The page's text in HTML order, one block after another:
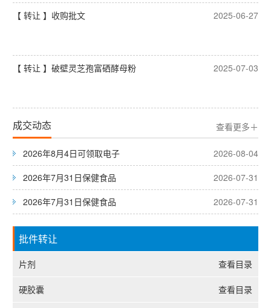
【 转让 】收购批文 2025-06-27
【 转让 】破壁灵芝孢富硒酵母粉 2025-07-03
成交动态 查看更多＋
2026年8月4日可领取电子
2026-08-04
2026年7月31日保健食品
2026-07-31
2026年7月31日保健食品
2026-07-31
批件转让
片剂 查看目录
硬胶囊 查看目录